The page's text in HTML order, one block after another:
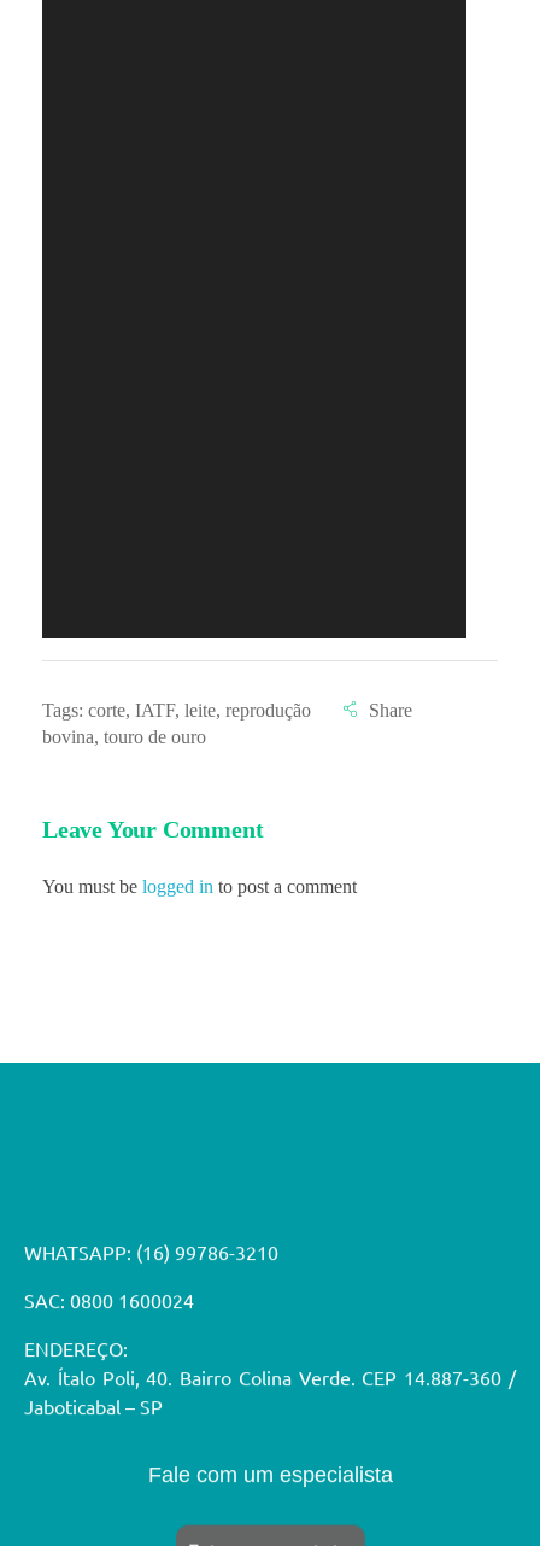
t
i
o
s
A
T
F
Tags: corte, IATF, leite, reprodução
bovina, touro de ouro
Leave Your Comment
You must be logged in to post a comment
WHATSAPP: (16) 99786-3210
SAC: 0800 1600024
ENDEREÇO:
Av. Ítalo Poli, 40. Bairro Colina Verde. CEP 14.887-360 /
Jaboticabal – SP
Fale com um especialista